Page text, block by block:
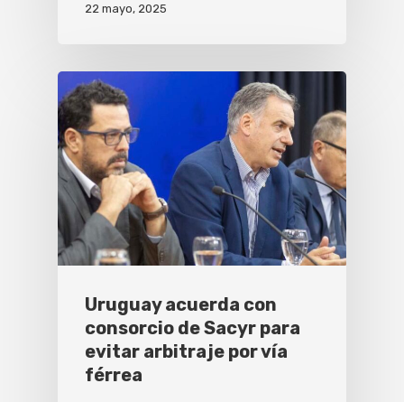
22 mayo, 2025
Uruguay acuerda con
consorcio de Sacyr para
evitar arbitraje por vía
férrea